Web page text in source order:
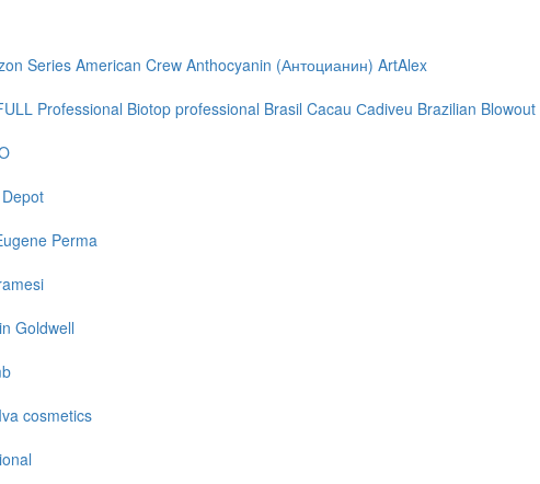
Series American Crew Anthocyanin (Антоцианин) ArtAlex
Professional Biotop professional Brasil Cacau Сadiveu Brazilian Blowout
Depot
Perma
Goldwell
Iva cosmetics